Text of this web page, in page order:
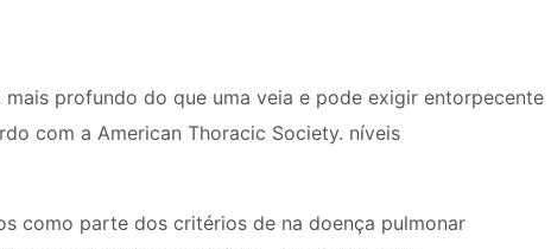
profundo do que uma veia e pode exigir entorpecente
com a American Thoracic Society. níveis
​​como parte dos critérios de na doença pulmonar